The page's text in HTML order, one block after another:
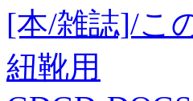
[本/雑誌]/こ
紐靴用